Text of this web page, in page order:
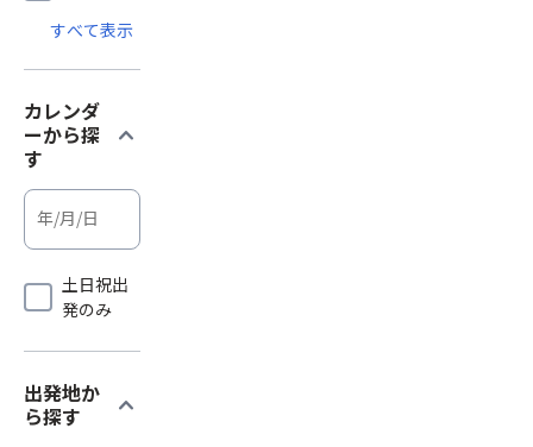
すべて表示
カレンダ
ーから探
す
expand_more
土日祝出
発のみ
出発地か
ら探す
expand_more